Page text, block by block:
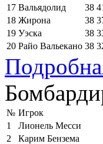
17 Вальядолид 38
18 Жирона 38
19 Уэска 38
20 Райо Вальекано 38
№ Игрок
1
Лионель Месси
2
Карим Бензема